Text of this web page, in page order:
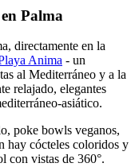
Palma
directamente en la
Anima - un
al Mediterráneo y a la
relajado, elegantes
asiático.
poke bowls veganos,
hay cócteles coloridos y
con vistas de 360°.